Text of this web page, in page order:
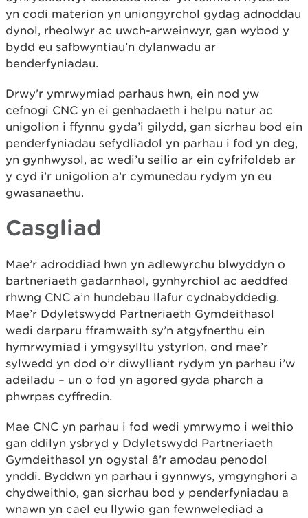
yn codi materion yn uniongyrchol gydag adnoddau
dynol, rheolwyr ac uwch-arweinwyr, gan wybod y
bydd eu safbwyntiau’n dylanwadu ar
benderfyniadau.
Drwy’r ymrwymiad parhaus hwn, ein nod yw
cefnogi CNC yn ei genhadaeth i helpu natur ac
unigolion i ffynnu gyda’i gilydd, gan sicrhau bod ein
penderfyniadau sefydliadol yn parhau i fod yn deg,
yn gynhwysol, ac wedi’u seilio ar ein cyfrifoldeb ar
y cyd i’r unigolion a’r cymunedau rydym yn eu
gwasanaethu.
Casgliad
Mae’r adroddiad hwn yn adlewyrchu blwyddyn o
bartneriaeth gadarnhaol, gynhyrchiol ac aeddfed
rhwng CNC a’n hundebau llafur cydnabyddedig.
Mae’r Ddyletswydd Partneriaeth Gymdeithasol
wedi darparu fframwaith sy’n atgyfnerthu ein
hymrwymiad i ymgysylltu ystyrlon, ond mae’r
sylwedd yn dod o’r diwylliant rydym yn parhau i’w
adeiladu – un o fod yn agored gyda pharch a
phwrpas cyffredin.
Mae CNC yn parhau i fod wedi ymrwymo i weithio
gan ddilyn ysbryd y Ddyletswydd Partneriaeth
Gymdeithasol yn ogystal â’r amodau penodol
ynddi. Byddwn yn parhau i gynnwys, ymgynghori a
chydweithio, gan sicrhau bod y penderfyniadau a
wnawn yn cael eu llywio gan fewnwelediad a